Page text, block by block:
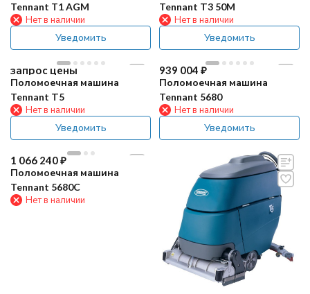
Tennant T1 AGM
Нет в наличии
Уведомить
Tennant Т3 50M
Нет в наличии
Уведомить
запрос цены
Поломоечная машина
Tennant Т5
Нет в наличии
Уведомить
939 004 ₽
Поломоечная машина
Tennant 5680
Нет в наличии
Уведомить
1 066 240₽
Поломоечная машина
Tennant 5680C
Нет в наличии